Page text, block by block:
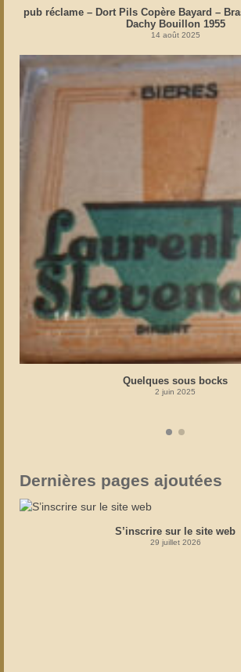
pub réclame – Dort Pils Copère Bayard –
Dachy Bouillon 1955
14 août 2025
Quelques sous bocks
2 juin 2025
Dernières pages ajoutées
S’inscrire sur le site web
29 juillet 2026